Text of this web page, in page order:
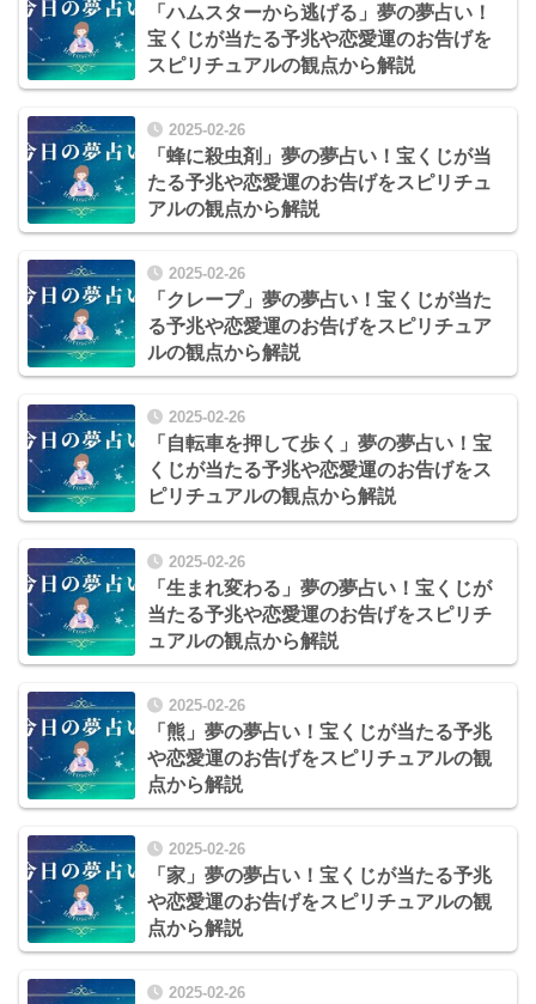
「ハムスターから逃げる」夢の夢占い！
宝くじが当たる予兆や恋愛運のお告げを
スピリチュアルの観点から解説
2025-02-26
「蜂に殺虫剤」夢の夢占い！宝くじが当
たる予兆や恋愛運のお告げをスピリチュ
アルの観点から解説
2025-02-26
「クレープ」夢の夢占い！宝くじが当た
る予兆や恋愛運のお告げをスピリチュア
ルの観点から解説
2025-02-26
「自転車を押して歩く」夢の夢占い！宝
くじが当たる予兆や恋愛運のお告げをス
ピリチュアルの観点から解説
2025-02-26
「生まれ変わる」夢の夢占い！宝くじが
当たる予兆や恋愛運のお告げをスピリチ
ュアルの観点から解説
2025-02-26
「熊」夢の夢占い！宝くじが当たる予兆
や恋愛運のお告げをスピリチュアルの観
点から解説
2025-02-26
「家」夢の夢占い！宝くじが当たる予兆
や恋愛運のお告げをスピリチュアルの観
点から解説
2025-02-26